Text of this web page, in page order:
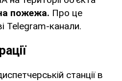
пожежа. Про це
Telegram-канали.
станції в